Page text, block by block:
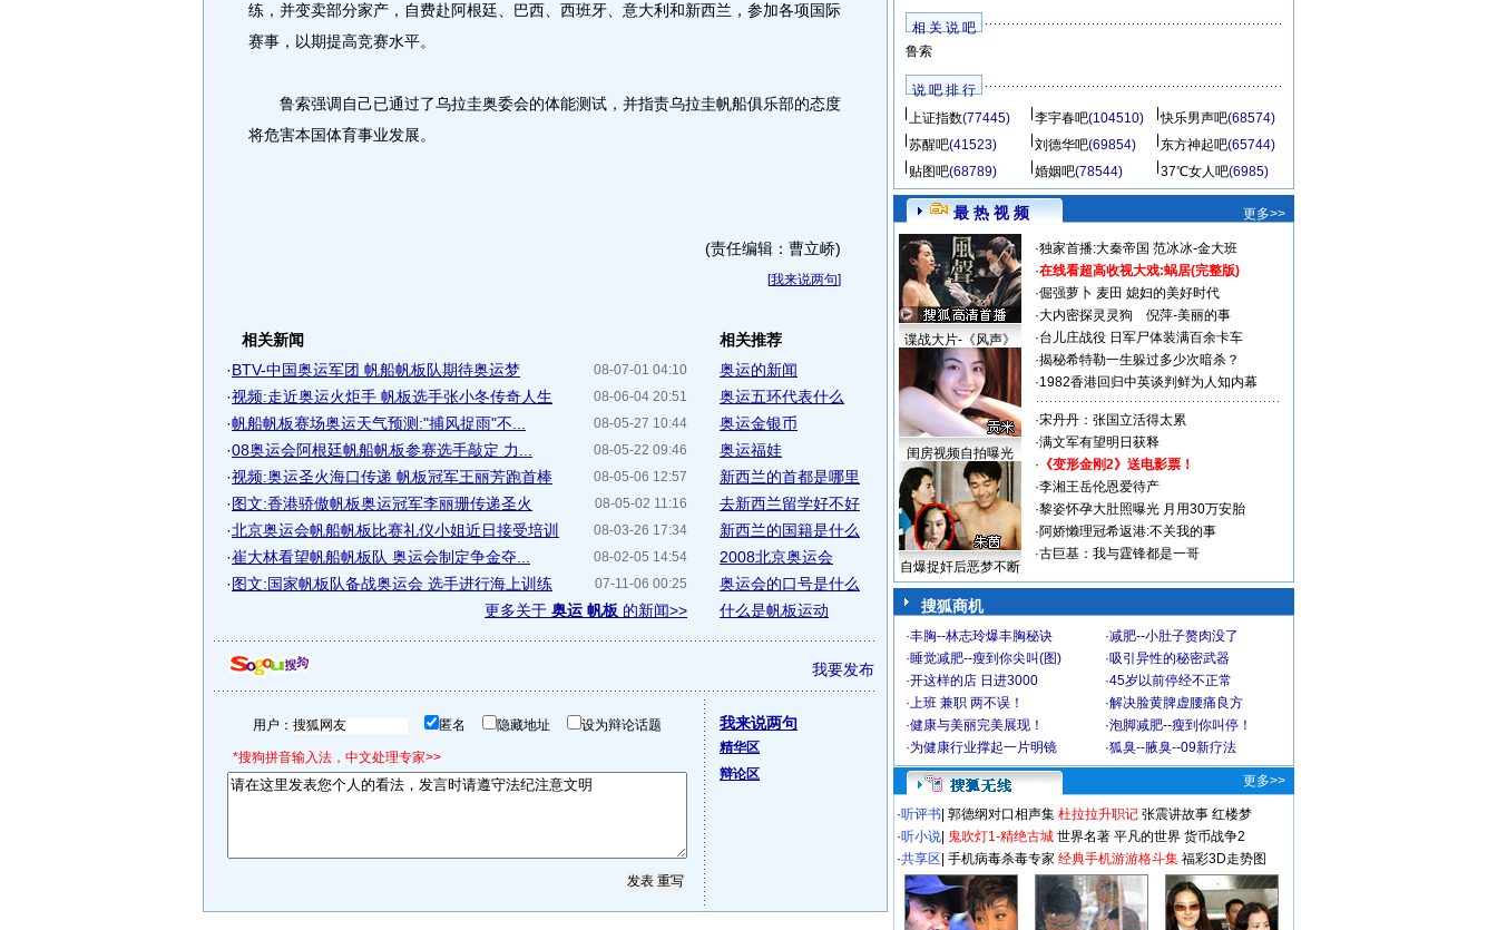
练，并变卖部分家产，自费赴阿根廷、巴西、西班牙、意大利和新西兰，参加各项国际
赛事，以期提高竞赛水平。
鲁索强调自己已通过了乌拉圭奥委会的体能测试，并指责乌拉圭帆船俱乐部的态度
将危害本国体育事业发展。
(责任编辑：曹立峤)
[我来说两句]
相关新闻
08-07-01 04:10
·BTV-中国奥运军团 帆船帆板队期待奥运梦
08-06-04 20:51
·视频:走近奥运火炬手 帆板选手张小冬传奇人生
08-05-27 10:44
·帆船帆板赛场奥运天气预测:"捕风捉雨"不...
08-05-22 09:46
·08奥运会阿根廷帆船帆板参赛选手敲定 力...
08-05-06 12:57
·视频:奥运圣火海口传递 帆板冠军王丽芳跑首棒
08-05-02 11:16
·图文:香港骄傲帆板奥运冠军李丽珊传递圣火
08-03-26 17:34
·北京奥运会帆船帆板比赛礼仪小姐近日接受培训
08-02-05 14:54
·崔大林看望帆船帆板队 奥运会制定争金夺...
07-11-06 00:25
·图文:国家帆板队备战奥运会 选手进行海上训练
更多关于 奥运 帆板 的新闻>>
相关推荐
奥运的新闻
奥运五环代表什么
奥运金银币
奥运福娃
新西兰的首都是哪里
去新西兰留学好不好
新西兰的国籍是什么
2008北京奥运会
奥运会的口号是什么
什么是帆板运动
我要发布
用户： 匿名 隐藏地址 设为辩论话题
*搜狗拼音输入法，中文处理专家>>
我来说两句
精华区
辩论区
相 关 说 吧
鲁索
说 吧 排 行
上证指数(77445) 李宇春吧(104510) 快乐男声吧(68574)
苏醒吧(41523) 刘德华吧(69854) 东方神起吧(65744)
贴图吧(68789) 婚姻吧(78544) 37℃女人吧(6985)
最 热 视 频 更多>>
谍战大片-《风声》
闺房视频自拍曝光
自爆捉奸后恶梦不断
·独家首播:大秦帝国 范冰冰-金大班
·在线看超高收视大戏:蜗居(完整版)
·倔强萝卜 麦田 媳妇的美好时代
·大内密探灵灵狗
倪萍-美丽的事
·台儿庄战役 日军尸体装满百余卡车
·揭秘希特勒一生躲过多少次暗杀？
·1982香港回归中英谈判鲜为人知内幕
·宋丹丹：张国立活得太累
·满文军有望明日获释
· 《变形金刚2》送电影票！
·李湘王岳伦恩爱待产
·黎姿怀孕大肚照曝光 月用30万安胎
·阿娇懒理冠希返港:不关我的事
·古巨基：我与霆锋都是一哥
搜狐商机
·丰胸--林志玲爆丰胸秘诀 ·减肥--小肚子赘肉没了
·睡觉减肥--瘦到你尖叫(图) ·吸引异性的秘密武器
·开这样的店 日进3000 ·45岁以前停经不正常
·上班 兼职 两不误！ ·解决脸黄脾虚腰痛良方
·健康与美丽完美展现！ ·泡脚减肥--瘦到你叫停！
·为健康行业撑起一片明镜 ·狐臭--腋臭--09新疗法
更多>>
·听评书 郭德纲对口相声集 杜拉拉升职记 张震讲故事 红楼梦
·听小说 鬼吹灯1-精绝古城 世界名著 平凡的世界 货币战争2
·共享区 手机病毒杀毒专家 经典手机游游格斗集 福彩3D走势图